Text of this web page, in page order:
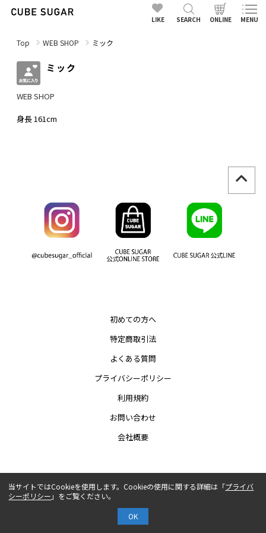
LIKE SEARCH ONLINE MENU
Top WEB SHOP ミック
ミック
WEB SHOP
身長 161cm
初めての方へ
特定商取引法
よくある質問
プライバシーポリシー
利用規約
お問い合わせ
会社概要
当サイトではCookieを使用します。Cookieの使用に関する詳細は「プライバ
シーポリシー 」をご覧ください。
OK